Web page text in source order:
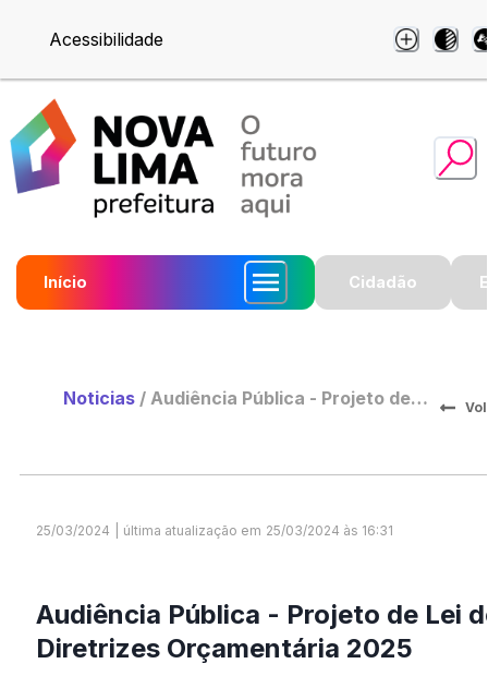
Acessibilidade
Início Cidadão
Noticias / Audiência Pública - Projeto de
25/03/2024 última atualização em 25/03/2024 às 16:31
Audiência Pública - Projeto de Lei
Diretrizes Orçamentária 2025